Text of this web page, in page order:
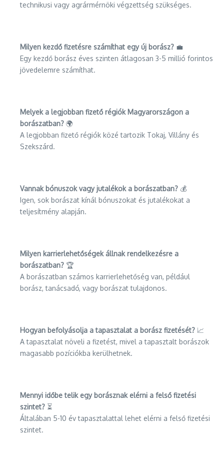
technikusi vagy agrármérnöki végzettség szükséges.
Milyen kezdő fizetésre számíthat egy új borász? 💼
Egy kezdő borász éves szinten átlagosan 3-5 millió forintos
jövedelemre számíthat.
Melyek a legjobban fizető régiók Magyarországon a
borászatban? 🌍
A legjobban fizető régiók közé tartozik Tokaj, Villány és
Szekszárd.
Vannak bónuszok vagy jutalékok a borászatban? 💰
Igen, sok borászat kínál bónuszokat és jutalékokat a
teljesítmény alapján.
Milyen karrierlehetőségek állnak rendelkezésre a
borászatban? 🏆
A borászatban számos karrierlehetőség van, például
borász, tanácsadó, vagy borászat tulajdonos.
Hogyan befolyásolja a tapasztalat a borász fizetését? 📈
A tapasztalat növeli a fizetést, mivel a tapasztalt borászok
magasabb pozíciókba kerülhetnek.
Mennyi időbe telik egy borásznak elérni a felső fizetési
szintet? ⏳
Általában 5-10 év tapasztalattal lehet elérni a felső fizetési
szintet.